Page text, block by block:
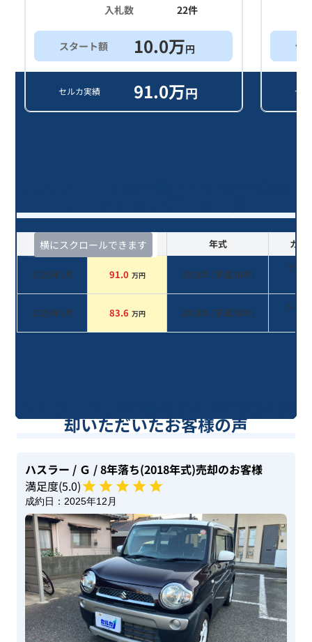
入札数
22件
スタート額 10.0万円
セルカ実績 91.0万円
他
セ
横にスクロールできます
査定時期 セルカ実績 年式 カラ
2025年1月 91.0 万円 2018年 (平成30年)
ブラ
2023年8月 83.6 万円 2018年 (平成30年)
シル
却いただいたお客様の声
ハスラー / Ｇ / 8年落ち(2018年式)売却のお客様
満足度(5.0)
成約日： 2025年12月